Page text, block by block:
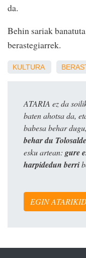
da.
Behin sariak
berastegiarrek.
KULTURA
ATARIA ez da
baten ahotsa da,
babesa behar
behar du
esku artean: gure
harpidedun berri
EGIN